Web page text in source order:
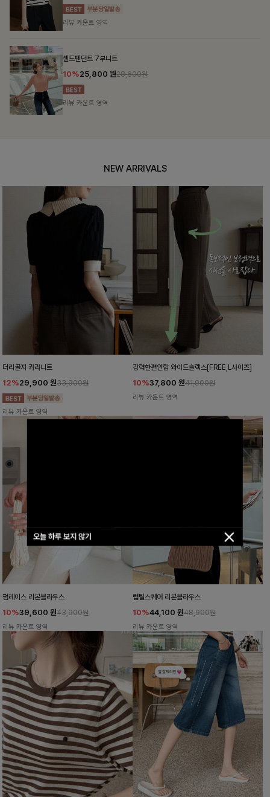
오늘 하루 보지 않기
리뷰 카운트 영역
셀드펜던트 7부니트
10%25,800 원28,600원
리뷰 카운트 영역
NEW ARRIVALS
더리골지 카라니트
12%29,900 원33,900원
리뷰 카운트 영역
강력한편안함 와이드슬랙스[FREE,L사이즈]
10%37,800 원41,900원
리뷰 카운트 영역
펌레이스 리본블라우스
10%39,600 원43,900원
리뷰 카운트 영역
럽틸스퀘어 리본블라우스
10%44,100 원48,900원
리뷰 카운트 영역